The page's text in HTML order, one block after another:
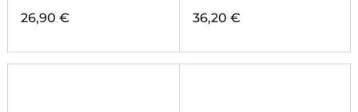
26,90 € 36,20 €